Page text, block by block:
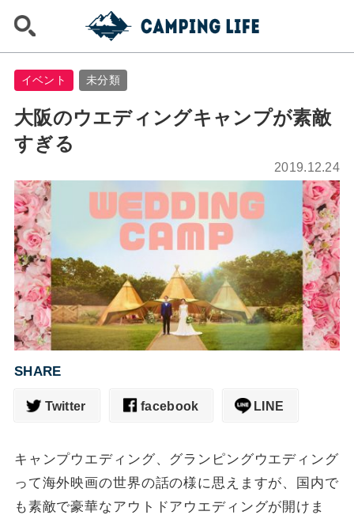
イベント 未分類
大阪のウエディングキャンプが素敵
すぎる
2019.12.24
SHARE
Twitter facebook LINE
キャンプウエディング、グランピングウエディング
って海外映画の世界の話の様に思えますが、国内で
も素敵で豪華なアウトドアウエディングが開けま